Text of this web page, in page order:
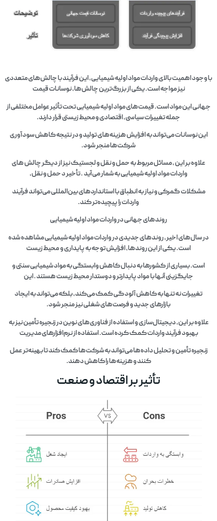
با وجود اهمیت بالای واردات مواد اولیه شیمیایی، این فرآیند با چالش‌های متعددی
نیز مواجه است. یکی از بزرگ‌ترین چالش‌ها، نوسانات قیمت
جهانی این مواد است. قیمت‌های مواد اولیه شیمیایی تحت تأثیر عوامل مختلفی از
جمله تغییرات سیاسی، اقتصادی و محیط زیستی قرار دارند.
این نوسانات می‌تواند به افزایش هزینه‌های تولید و در نتیجه کاهش سودآوری
شرکت‌ها منجر شود.
علاوه بر این ، مسائل مربوط به حمل و نقل و لجستیک نیز از دیگر چالش‌ های
واردات مواد اولیه شیمیایی به شمار می‌آید . تأخیر د حمل و نقل،
مشکلات گمرکی و نیاز به انطباق با استانداردهای بین‌المللی می‌تواند فرآیند
واردات را پیچیده‌تر کند.
روندهای جهانی در واردات مواد اولیه شیمیایی
در سال‌های اخیر، روندهای جدیدی در واردات مواد اولیه شیمیایی مشاهده شده
است. یکی از این روندها، افزایش توجه به پایداری و محیط زیست
است. بسیاری از کشورها به دنبال کاهش وابستگی به مواد شیمیایی سنتی و
جایگزینی آنها با مواد پایدارتر و دوستدار محیط زیست هستند . این
تغییرات نه تنها به کاهش آلودگی کمک می‌کند، بلکه می‌تواند به ایجاد
بازارهای جدید و فرصت‌های شغلی نیز منجر شود.
علاوه بر این، دیجیتال‌سازی و استفاده از فناوری‌های نوین در زنجیره تأمین نیز به
بهبود فرآیند واردات کمک کرده است. استفاده از نرم‌افزارهای مدیریت
زنجیره تأمین و تحلیل داده‌ها می‌تواند به شرکت‌ها کمک کند تا بهینه‌تر عمل
کنند و هزینه‌ها را کاهش دهند.
تأثیر بر اقتصاد و صنعت